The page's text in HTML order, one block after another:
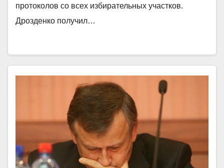
протоколов со всех избирательных участков.
Дрозденко получил…